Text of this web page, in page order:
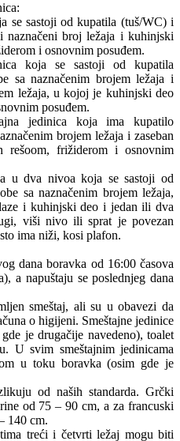
se sastoji od kupatila (tuš/WC) i
naznačeni broj ležaja i kuhinjski
i osnovnim posuđem.
koja se sastoji od kupatila
sa naznačenim brojem ležaja i
ležaja, u kojoj je kuhinjski deo
posuđem.
jedinica koja ima kupatilo
brojem ležaja i zaseban
frižiderom i osnovnim
u dva nivoa koja se sastoji od
sa naznačenim brojem ležaja,
i kuhinjski deo i jedan ili dva
viši nivo ili sprat je povezan
ima niži, kosi plafon.
dana boravka od 16:00 časova
a napuštaju se poslednjeg dana
smeštaj, ali su u obavezi da
o higijeni. Smeštajne jedinice
je drugačije navedeno), toalet
U svim smeštajnim jedinicama
u toku boravka (osim gde je
od naših standarda. Grčki
od 75 – 90 cm, a za francuski
140 cm.
treći i četvrti ležaj mogu biti